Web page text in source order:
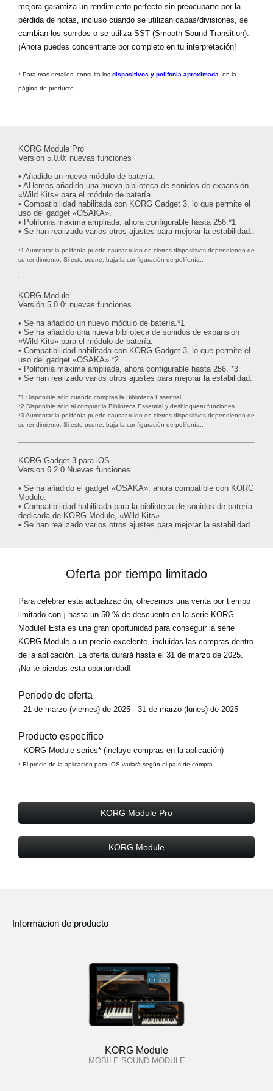
mejora garantiza un rendimiento perfecto sin preocuparte por la
pérdida de notas, incluso cuando se utilizan capas/divisiones, se
cambian los sonidos o se utiliza SST (Smooth Sound Transition).
¡Ahora puedes concentrarte por completo en tu interpretación!
* Para más detalles, consulta los dispositivos y polifonía aproximada en la
página de producto.
KORG Module Pro
Versión 5.0.0: nuevas funciones
• Añadido un nuevo módulo de batería.
• AHemos añadido una nueva biblioteca de sonidos de expansión
«Wild Kits» para el módulo de batería.
• Compatibilidad habilitada con KORG Gadget 3, lo que permite el
uso del gadget «OSAKA».
• Polifonía máxima ampliada, ahora configurable hasta 256.*1
• Se han realizado varios otros ajustes para mejorar la estabilidad..
*1 Aumentar la polifonía puede causar ruido en ciertos dispositivos dependiendo de
su rendimiento. Si esto ocurre, baja la configuración de polifonía..
KORG Module
Versión 5.0.0: nuevas funciones
• Se ha añadido un nuevo módulo de batería.*1
• Se ha añadido una nueva biblioteca de sonidos de expansión
«Wild Kits» para el módulo de batería.
• Compatibilidad habilitada con KORG Gadget 3, lo que permite el
uso del gadget «OSAKA».*2
• Polifonía máxima ampliada, ahora configurable hasta 256. *3
• Se han realizado varios otros ajustes para mejorar la estabilidad.
*1 Disponible solo cuando compras la Biblioteca Essential.
*2 Disponible solo al comprar la Biblioteca Essential y desbloquear funciones.
*3 Aumentar la polifonía puede causar ruido en ciertos dispositivos dependiendo de
su rendimiento. Si esto ocurre, baja la configuración de polifonía..
KORG Gadget 3 para iOS
Version 6.2.0 Nuevas funciones
• Se ha añadido el gadget «OSAKA», ahora compatible con KORG
Module.
• Compatibilidad habilitada para la biblioteca de sonidos de batería
dedicada de KORG Module, «Wild Kits».
• Se han realizado varios otros ajustes para mejorar la estabilidad.
Oferta por tiempo limitado
Para celebrar esta actualización, ofrecemos una venta por tiempo
limitado con ¡ hasta un 50 % de descuento en la serie KORG
Module! Esta es una gran oportunidad para conseguir la serie
KORG Module a un precio excelente, incluidas las compras dentro
de la aplicación. La oferta durará hasta el 31 de marzo de 2025.
¡No te pierdas esta oportunidad!
Período de oferta
- 21 de marzo (viernes) de 2025 - 31 de marzo (lunes) de 2025
Producto específico
- KORG Module series* (incluye compras en la aplicación)
* El precio de la aplicación para IOS variará según el país de compra.
KORG Module Pro
KORG Module
Informacion de producto
KORG Module
MOBILE SOUND MODULE